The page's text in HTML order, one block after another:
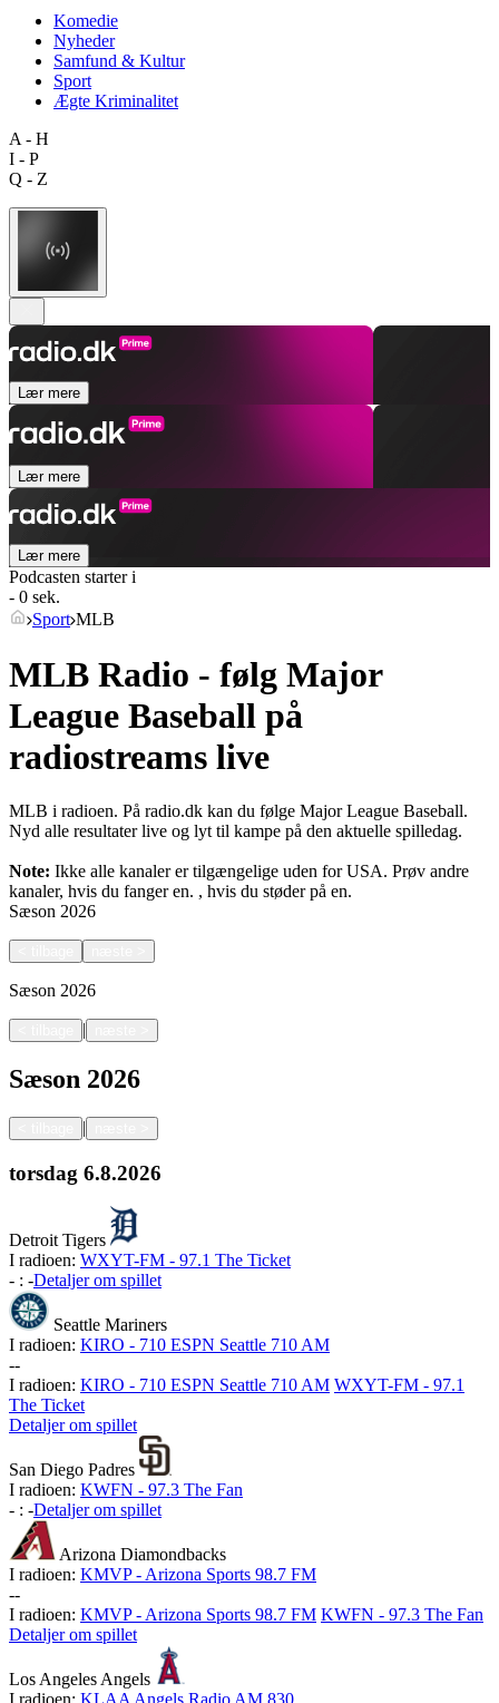
Komedie
Nyheder
Samfund & Kultur
Sport
Ægte Kriminalitet
A - H
I - P
Q - Z
Lær mere
Lær mere
Lær mere
Podcasten starter i
- 0 sek.
Sport MLB
MLB Radio - følg Major
League Baseball på
radiostreams live
MLB i radioen. På radio.dk kan du følge Major League Baseball.
Nyd alle resultater live og lyt til kampe på den aktuelle spilledag.
Note: Ikke alle kanaler er tilgængelige uden for USA. Prøv andre
kanaler, hvis du fanger en. , hvis du støder på en.
Sæson 2026
Sæson 2026
|
Sæson 2026
|
torsdag 6.8.2026
Detroit Tigers
I radioen: WXYT-FM - 97.1 The Ticket
- : -Detaljer om spillet
Seattle Mariners
I radioen: KIRO - 710 ESPN Seattle 710 AM
--
I radioen: KIRO - 710 ESPN Seattle 710 AM WXYT-FM - 97.1
The Ticket
Detaljer om spillet
San Diego Padres
I radioen: KWFN - 97.3 The Fan
- : -Detaljer om spillet
Arizona Diamondbacks
I radioen: KMVP - Arizona Sports 98.7 FM
--
I radioen: KMVP - Arizona Sports 98.7 FM KWFN - 97.3 The Fan
Detaljer om spillet
Los Angeles Angels